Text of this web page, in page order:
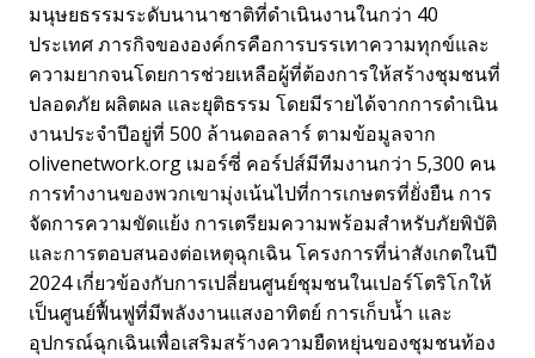
มนุษยธรรมระดับนานาชาติที่ดำเนินงานในกว่า 40
ประเทศ ภารกิจขององค์กรคือการบรรเทาความทุกข์และ
ความยากจนโดยการช่วยเหลือผู้ที่ต้องการให้สร้างชุมชนที่
ปลอดภัย ผลิตผล และยุติธรรม โดยมีรายได้จากการดำเนิน
งานประจำปีอยู่ที่ 500 ล้านดอลลาร์ ตามข้อมูลจาก
olivenetwork.org เมอร์ซี่ คอร์ปส์มีทีมงานกว่า 5,300 คน
การทำงานของพวกเขามุ่งเน้นไปที่การเกษตรที่ยั่งยืน การ
จัดการความขัดแย้ง การเตรียมความพร้อมสำหรับภัยพิบัติ
และการตอบสนองต่อเหตุฉุกเฉิน โครงการที่น่าสังเกตในปี
2024 เกี่ยวข้องกับการเปลี่ยนศูนย์ชุมชนในเปอร์โตริโกให้
เป็นศูนย์ฟื้นฟูที่มีพลังงานแสงอาทิตย์ การเก็บน้ำ และ
อุปกรณ์ฉุกเฉินเพื่อเสริมสร้างความยืดหยุ่นของชุมชนท้อง